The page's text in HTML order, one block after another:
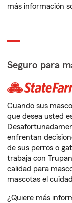
más información
Seguro para
Cuando sus
que desea usted
enfrentan
de sus perros o
trabaja con
calidad para
mascotas el
¿Quiere más